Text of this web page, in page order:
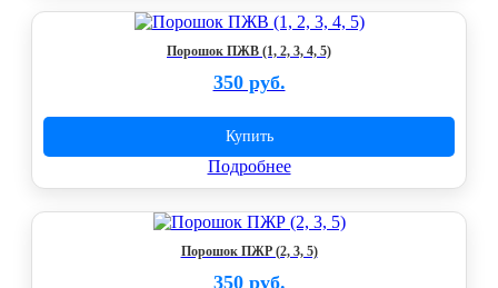
Порошок ПЖВ (1, 2, 3, 4, 5)
350 руб.
Купить
Подробнее
Порошок ПЖР (2, 3, 5)
350 руб.